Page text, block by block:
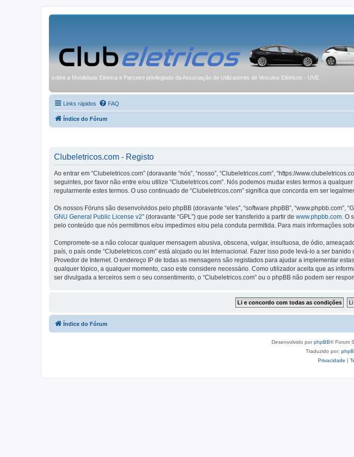
sobre a Mobilidade Elétrica e Parceiro privilegiado da Associação de Utilizadores de Veículos Elétricos - UVE
Links rápidos FAQ
Índice do Fórum
Clubeletricos.com - Registo
Ao entrar em “Clubeletricos.com” (doravante “nós”, “nosso”, “Clubeletricos.com”, “https://
seguintes, por favor não entre e/ou utilize “Clubeletricos.com”. Nós podemos mudar estes termos a
regularmente estes termos. O uso continuado de “Clubeletricos.com” significa que concorda em ser
Os nossos Fóruns são desenvolvidos pelo phpBB (doravante “eles”, “software phpBB”, “www.phpbb.com”,
GNU General Public License v2” (doravante “GPL”) que pode ser transferido a partir de www.phpbb.com. O
pelo conteúdo que nós permitimos e/ou impedimos e/ou pela conduta permitida. Para mais informações
Compromete-se a não colocar qualquer mensagem abusiva, obscena, vulgar, insultuosa, de ódio,
país, o país onde “Clubeletricos.com” está alojado ou lei Internacional. Fazer isso pode levá-lo a ser
Provedor de Internet. O endereço IP de todas as mensagens são registados para ajudar a implementar
qualquer tópico, a qualquer momento, caso este considere necessário. Como utilizador aceita que as
ser divulgada a terceiros sem o seu consentimento, o “Clubeletricos.com” ou o phpBB não podem ser
Índice do Fórum
Desenvolvido porphpBB® Forum
Traduzido por:
Privacidade |